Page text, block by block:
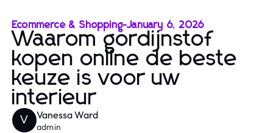
Ecommerce & Shopping-January 6, 2026
Waarom gordijnstof
kopen online de beste
keuze is voor uw
interieur
V Vanessa Ward
admin